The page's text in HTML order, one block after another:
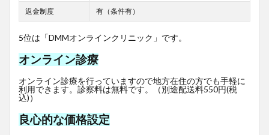
返金制度 有（条件有）
5位は「DMMオンラインクリニック」です。
オンライン診療
オンライン診療を行っていますので地方在住の方でも手軽に
利用できます。診察料は無料です。（別途配送料550円(税
込)）
良心的な価格設定